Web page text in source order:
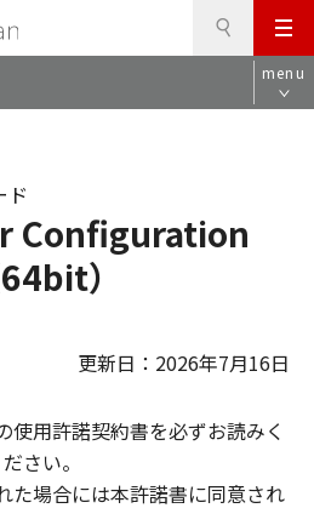
メ
ニ
ュ
menu
Configuration
）
ド
更新日：2026年7月16日
使用許諾契約書を必ずお読みく
ださい。
た場合には本許諾書に同意され